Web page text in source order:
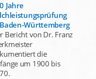
Jahre
Württemberg
Bericht von Dr. Franz
die
um 1900 bis